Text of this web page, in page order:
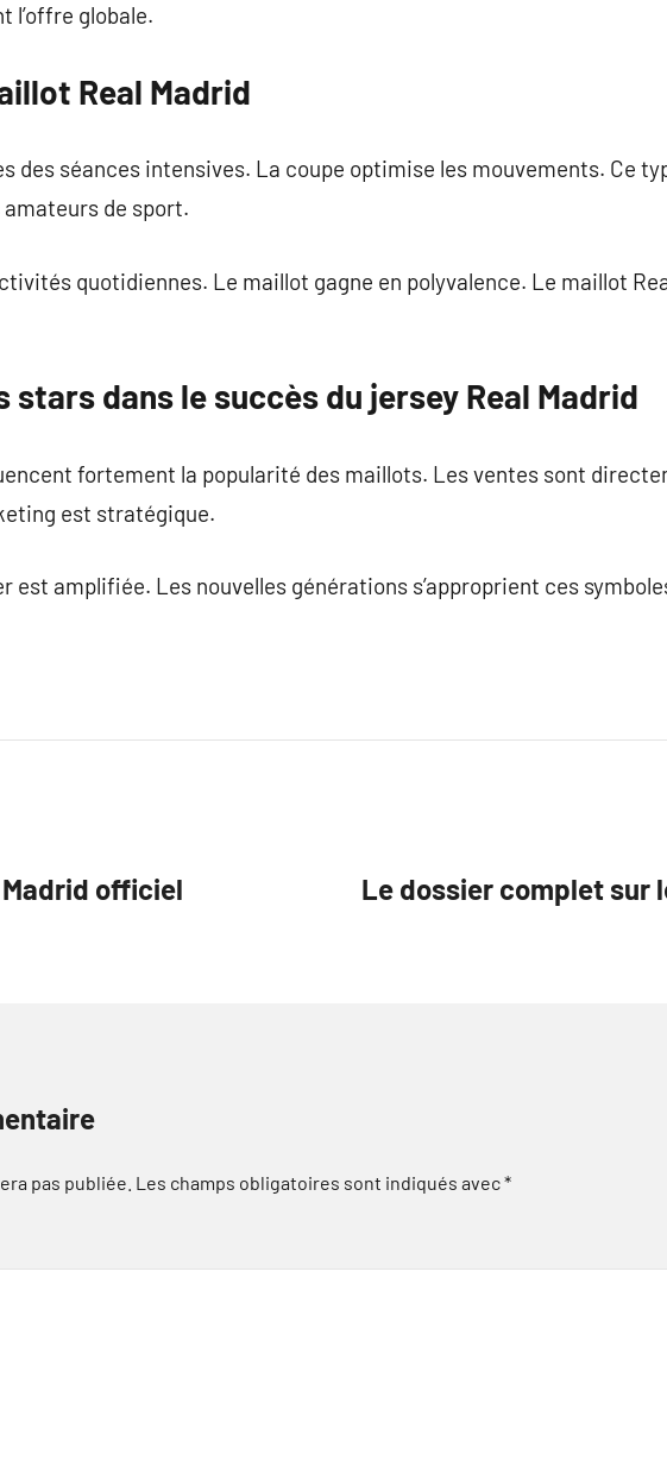
l’offre globale.
Real Madrid
des séances intensives. La coupe optimise les mouvements. Ce
de sport.
quotidiennes. Le maillot gagne en polyvalence. Le maillot
stars dans le succès du jersey Real Madrid
fortement la popularité des maillots. Les ventes sont
est stratégique.
est amplifiée. Les nouvelles générations s’approprient ces
Madrid officiel Le dossier complet sur
pas publiée. Les champs obligatoires sont indiqués avec*